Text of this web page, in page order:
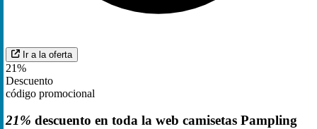
Ir a la oferta
21%
Descuento
código promocional
21% descuento en toda la web camisetas Pampling